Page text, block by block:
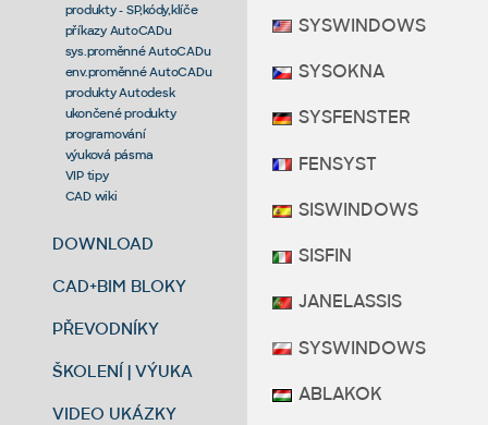
produkty - SP,kódy,klíče
příkazy AutoCADu
sys.proměnné AutoCADu
env.proměnné AutoCADu
produkty Autodesk
ukončené produkty
programování
výuková pásma
VIP tipy
CAD wiki
DOWNLOAD
CAD+BIM BLOKY
PŘEVODNÍKY
ŠKOLENÍ | VÝUKA
VIDEO UKÁZKY
SYSWINDOWS
SYSOKNA
SYSFENSTER
FENSYST
SISWINDOWS
SISFIN
JANELASSIS
SYSWINDOWS
ABLAKOK